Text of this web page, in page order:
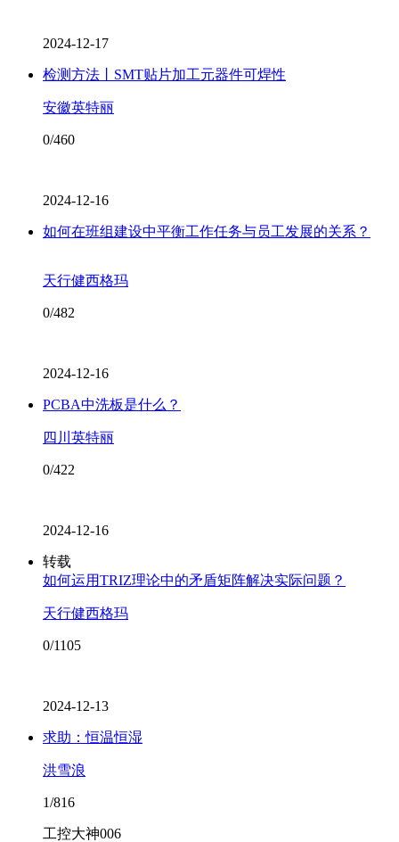
2024-12-17
检测方法丨SMT贴片加工元器件可焊性
安徽英特丽
0/460
2024-12-16
如何在班组建设中平衡工作任务与员工发展的关系？
天行健西格玛
0/482
2024-12-16
PCBA中洗板是什么？
四川英特丽
0/422
2024-12-16
转载
如何运用TRIZ理论中的矛盾矩阵解决实际问题？
天行健西格玛
0/1105
2024-12-13
求助：恒温恒湿
洪雪浪
1/816
工控大神006